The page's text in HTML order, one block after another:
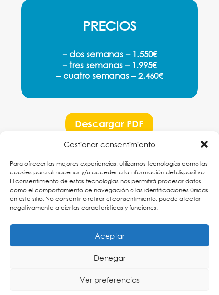
Gestionar consentimiento
Para ofrecer las mejores experiencias, utilizamos tecnologías como las
cookies para almacenar y/o acceder a la información del dispositivo.
El consentimiento de estas tecnologías nos permitirá procesar datos
como el comportamiento de navegación o las identificaciones únicas
en este sitio. No consentir o retirar el consentimiento, puede afectar
negativamente a ciertas características y funciones.
Aceptar
Denegar
Ver preferencias
PRECIOS
– dos semanas – 1.550€
– tres semanas – 1.995€
– cuatro semanas – 2.460€
Descargar PDF
CINKIN English
✆619 11 50 00
contacto@cinkinenglish.com